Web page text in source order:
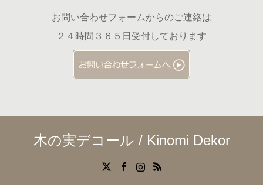
お問い合わせフォームからのご連絡は
２４時間３６５日受付しております
木の実デコール / Kinomi Dekor
RSS